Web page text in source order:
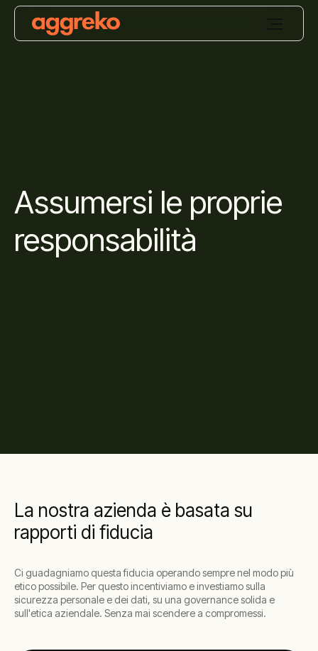
Assumersi le proprie
responsabilità
La nostra azienda è basata su
rapporti di fiducia
Ci guadagniamo questa fiducia operando sempre nel modo più
etico possibile. Per questo incentiviamo e investiamo sulla
sicurezza personale e dei dati, su una governance solida e
sull'etica aziendale. Senza mai scendere a compromessi.